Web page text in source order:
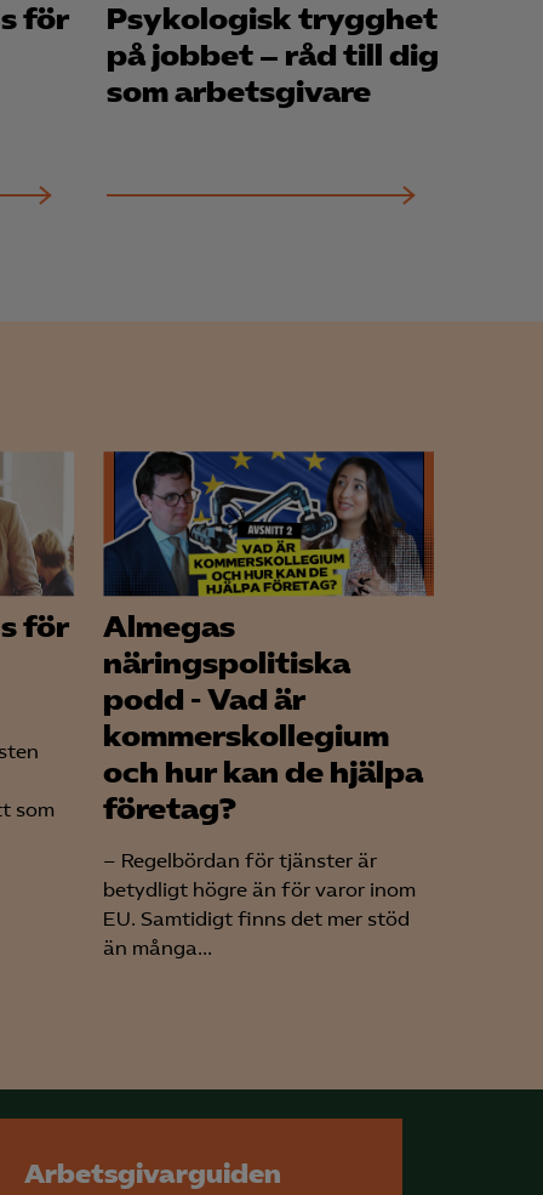
för
Psykologisk trygghet
på jobbet – råd till dig
som arbetsgivare
för
som
Almegas
näringspolitiska
podd - Vad är
kommerskollegium
och hur kan de hjälpa
företag?
– Regelbördan för tjänster är
betydligt högre än för varor inom
EU. Samtidigt finns det mer stöd
än många...
Arbetsgivarguiden